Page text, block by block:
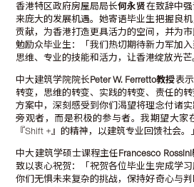
香港特区政府房屋局局长何永贤在致辞中
来庞大的发展机遇。她寄语毕业生把握良
贡献，为香港打造更具活力的空间，并为
勉励众毕业生：「我们热切期待新力军加
思维、专业的技能和活力，让香港绽放光芒
中大建筑学院院长Peter W. Ferretto教授表
转变，思维的转变、实践的转变、责任的
方案中，深刻感受到你们渴望将理念付诸
旁观者，而是积极的参与者。我期望大家
『Shift +』的精神，以建筑专业回馈社会。」
中大建筑学硕士课程主任Francesco Rossini
致以衷心祝贺：「祝贺各位毕业生完成学
你们无惧未来复杂的挑战，保持好奇心与